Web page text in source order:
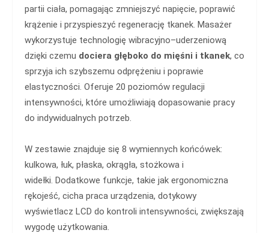
partii ciała, pomagając zmniejszyć napięcie, poprawić
krążenie i przyspieszyć regenerację tkanek. Masażer
wykorzystuje technologię wibracyjno–uderzeniową
dzięki czemu dociera głęboko do mięśni i tkanek, co
sprzyja ich szybszemu odprężeniu i poprawie
elastyczności. Oferuje 20 poziomów regulacji
intensywności, które umożliwiają dopasowanie pracy
do indywidualnych potrzeb.
W zestawie znajduje się 8 wymiennych końcówek:
kulkowa, łuk, płaska, okrągła, stożkowa i
widełki. Dodatkowe funkcje, takie jak ergonomiczna
rękojeść, cicha praca urządzenia, dotykowy
wyświetlacz LCD do kontroli intensywności, zwiększają
wygodę użytkowania.